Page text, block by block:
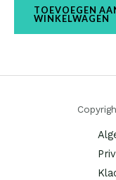
TOEVOEGEN
WINKELWAGEN